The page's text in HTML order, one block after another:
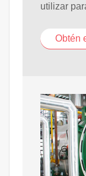
utilizar
Obtén